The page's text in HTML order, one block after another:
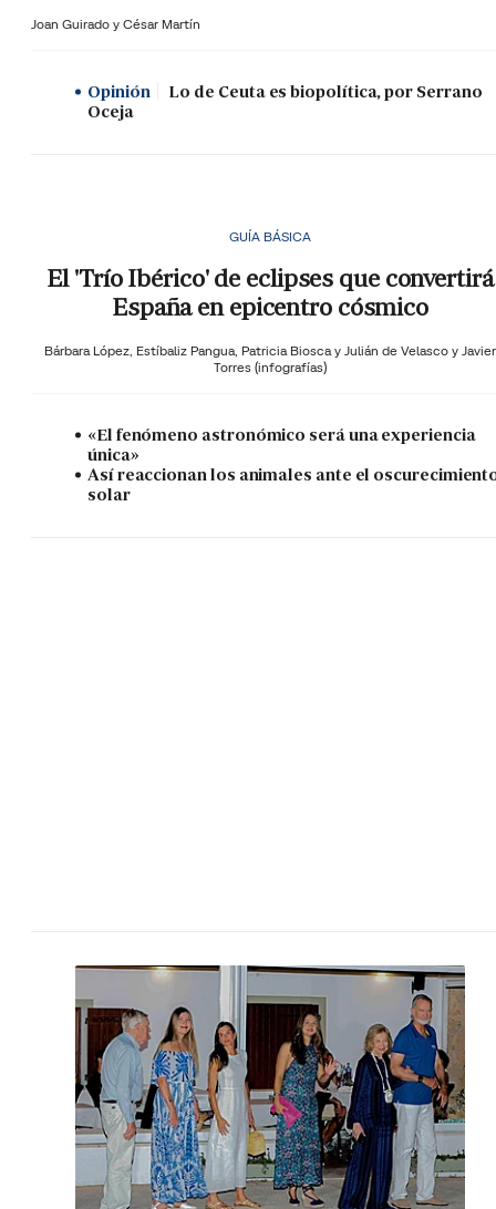
Joan Guirado y César Martín
Opinión
Lo de Ceuta es biopolítica, por Serrano
Oceja
GUÍA BÁSICA
El 'Trío Ibérico' de eclipses que convertirá
España en epicentro cósmico
Bárbara López, Estíbaliz Pangua, Patricia Biosca y Julián de Velasco y Javier
Torres (infografías)
«El fenómeno astronómico será una experiencia
única»
Así reaccionan los animales ante el
solar